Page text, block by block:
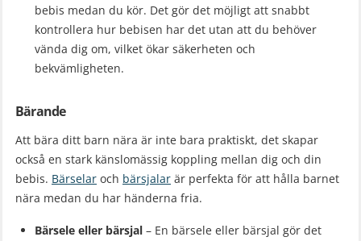
bebis medan du kör. Det gör det möjligt att snabbt
kontrollera hur bebisen har det utan att du behöver
vända dig om, vilket ökar säkerheten och
bekvämligheten.
Bärande
Att bära ditt barn nära är inte bara praktiskt, det skapar
också en stark känslomässig koppling mellan dig och din
bebis. Bärselar och bärsjalar är perfekta för att hålla barnet
nära medan du har händerna fria.
Bärsele eller bärsjal – En bärsele eller bärsjal gör det